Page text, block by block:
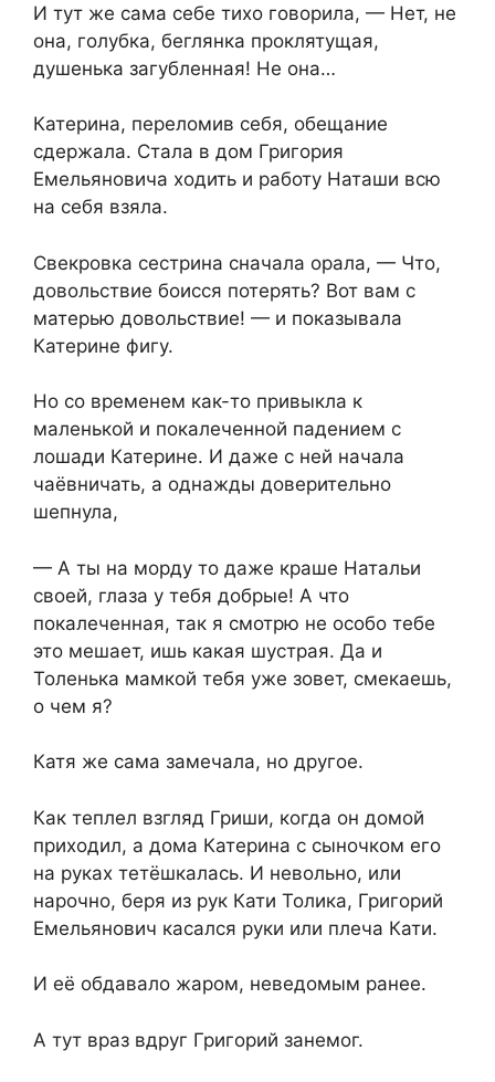
И тут же сама себе тихо говорила, — Нет, не
она, голубка, беглянка проклятущая,
душенька загубленная! Не она…
Катерина, переломив себя, обещание
сдержала. Стала в дом Григория
Емельяновича ходить и работу Наташи всю
на себя взяла.
Свекровка сестрина сначала орала, — Что,
довольствие боисся потерять? Вот вам с
матерью довольствие! — и показывала
Катерине фигу.
Но со временем как-то привыкла к
маленькой и покалеченной падением с
лошади Катерине. И даже с ней начала
чаёвничать, а однажды доверительно
шепнула,
— А ты на морду то даже краше Натальи
своей, глаза у тебя добрые! А что
покалеченная, так я смотрю не особо тебе
это мешает, ишь какая шустрая. Да и
Толенька мамкой тебя уже зовет, смекаешь,
о чем я?
Катя же сама замечала, но другое.
Как теплел взгляд Гриши, когда он домой
приходил, а дома Катерина с сыночком его
на руках тетёшкалась. И невольно, или
нарочно, беря из рук Кати Толика, Григорий
Емельянович касался руки или плеча Кати.
И её обдавало жаром, неведомым ранее.
А тут враз вдруг Григорий занемог.